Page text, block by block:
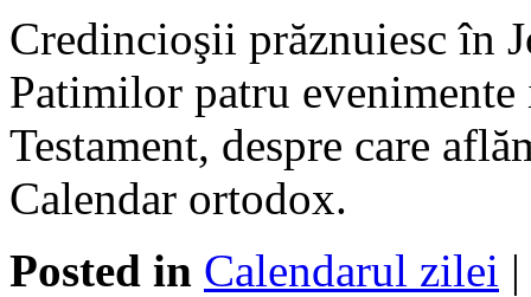
Credincioşii prăznuiesc în
Patimilor patru
Testament, despre care
Calendar ortodox.
Posted in Calendarul zilei |